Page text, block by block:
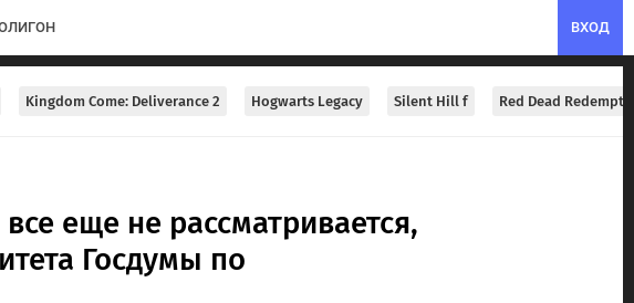
ВХОД
Kingdom Come: Deliverance 2 Hogwarts Legacy Silent Hill f Red Dead
еще не рассматривается,
Госдумы по